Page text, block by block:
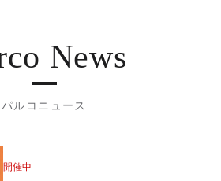
News
パルコニュース
開催中